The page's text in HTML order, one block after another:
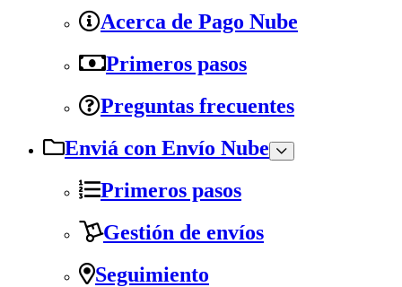
Acerca de Pago Nube
Primeros pasos
Preguntas frecuentes
Enviá con Envío Nube
Primeros pasos
Gestión de envíos
Seguimiento